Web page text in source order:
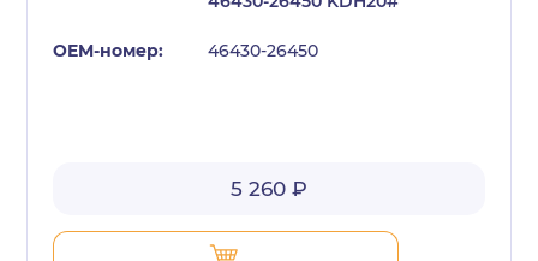
46430-26450
5 260 ₽